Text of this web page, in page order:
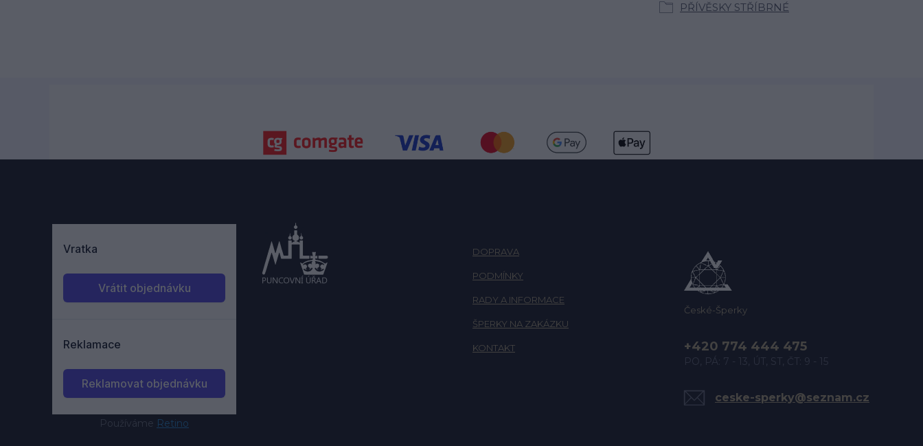
PŘÍVĚSKY STŘÍBRNÉ
Používáme Retino
DOPRAVA
PODMÍNKY
RADY A INFORMACE
ŠPERKY NA ZAKÁZKU
KONTAKT
České-Šperky
+420 774 444 475
PO, PÁ: 7 - 13, ÚT, ST, ČT: 9 - 15
ceske-sperky@seznam.cz